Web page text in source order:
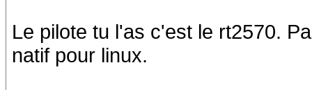
Le pilote tu l'as c'est le rt2570.
natif pour linux.